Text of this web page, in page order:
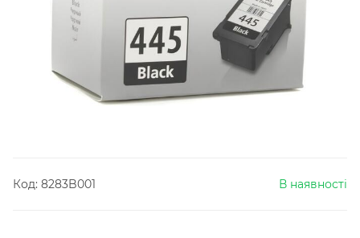
Код: 8283B001 В наявності